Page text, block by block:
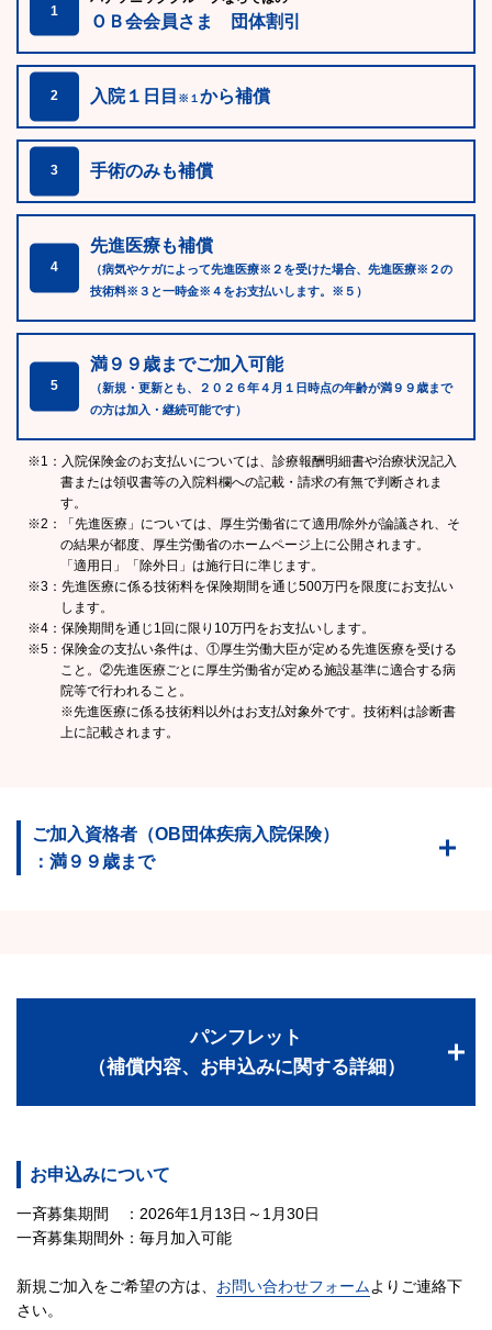
1
ＯＢ会会員さま 団体割引
2 入院１日目 ※１ から補償
3 手術のみも補償
4
先進医療も補償
（病気やケガによって先進医療※２を受けた場合、先進医療※２の
技術料※３と一時金※４をお支払いします。※５）
5
満９９歳までご加入可能
（新規・更新とも、２０２６年４月１日時点の年齢が満９９歳まで
の方は加入・継続可能です）
※1：入院保険金のお支払いについては、診療報酬明細書や治療状況記入
書または領収書等の入院料欄への記載・請求の有無で判断されま
す。
※2：「先進医療」については、厚生労働省にて適用/除外が論議され、そ
の結果が都度、厚生労働省のホームページ上に公開されます。
「適用日」「除外日」は施行日に準じます。
※3：先進医療に係る技術料を保険期間を通じ500万円を限度にお支払い
します。
※4：保険期間を通じ1回に限り10万円をお支払いします。
※5：保険金の支払い条件は、①厚生労働大臣が定める先進医療を受ける
こと。②先進医療ごとに厚生労働省が定める施設基準に適合する病
院等で行われること。
※先進医療に係る技術料以外はお支払対象外です。技術料は診断書
上に記載されます。
ご加入資格者（OB団体疾病入院保険）
：満９９歳まで
パンフレット
（補償内容、お申込みに関する詳細）
お申込みについて
一斉募集期間 ：2026年1月13日～1月30日
一斉募集期間外：毎月加入可能
新規ご加入をご希望の方は、 お問い合わせフォームよりご連絡下
さい。